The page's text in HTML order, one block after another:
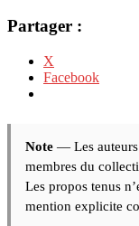
Partager :
X
Facebook
Note — Les auteurs
membres du
Les propos tenus
mention explicite